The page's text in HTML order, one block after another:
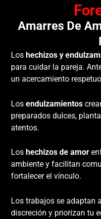
Amarres De
Los hechizos y
para cuidar la pareja.
un acercamiento
Los endulzamientos
preparados dulces,
atentos.
Los hechizos de amor
ambiente y facilitan
fortalecer el vínculo.
Los trabajos se adaptan
discreción y priorizan tu